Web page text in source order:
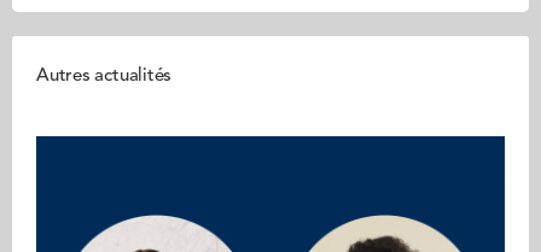
Autres actualités